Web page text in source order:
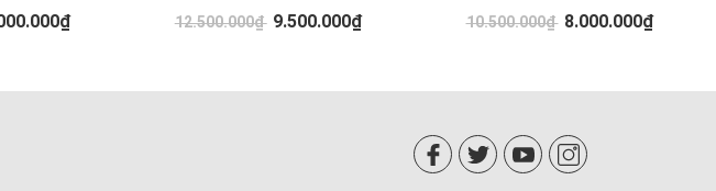
12.500.000₫ 9.500.000₫
10.500.000₫ 8.000.000₫